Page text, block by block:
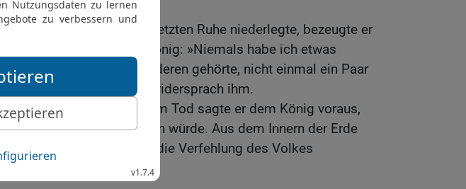
Philister.
19
Bevor Samuel sich zur letzten Ruhe niederlegte, bezeugte er
vor dem Herrn und dem König: »Niemals habe ich etwas
genommen, das einem anderen gehörte, nicht einmal ein Paar
Sandalen.« Und niemand widersprach ihm.
Selbst noch nach seinem Tod sagte er dem König voraus,
was für ein Ende er nehmen würde. Aus dem Innern der Erde
sprach er als Prophet, um die Verfehlung des Volkes
auszulöschen.